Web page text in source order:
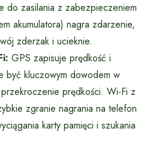
do zasilania z zabezpieczeniem
akumulatora) nagra zdarzenie,
zderzak i ucieknie.
GPS zapisuje prędkość i
być kluczowym dowodem w
prędkości. Wi-Fi z
zgranie nagrania na telefon
karty pamięci i szukania